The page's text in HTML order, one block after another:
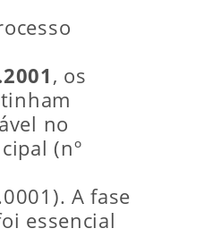
, os
no
(nº
A fase
essencial